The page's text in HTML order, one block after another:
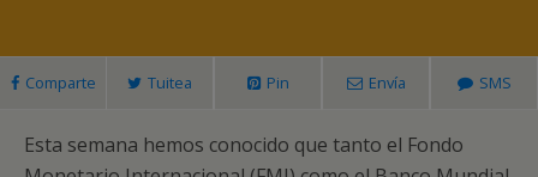
Comparte Tuitea Pin Envía SMS
Esta semana hemos conocido que tanto el Fondo